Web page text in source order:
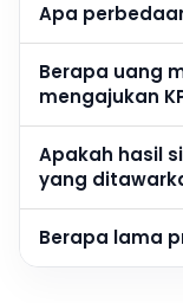
Apa
Berapa uang
mengajukan
Apakah hasil
yang
Berapa lama